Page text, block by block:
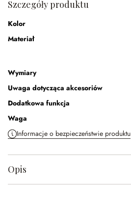
Szczegóły produktu
Kolor
Materiał
Wymiary
Uwaga dotycząca akcesoriów
Dodatkowa funkcja
Waga
Informacje o bezpieczeństwie produktu
Opis